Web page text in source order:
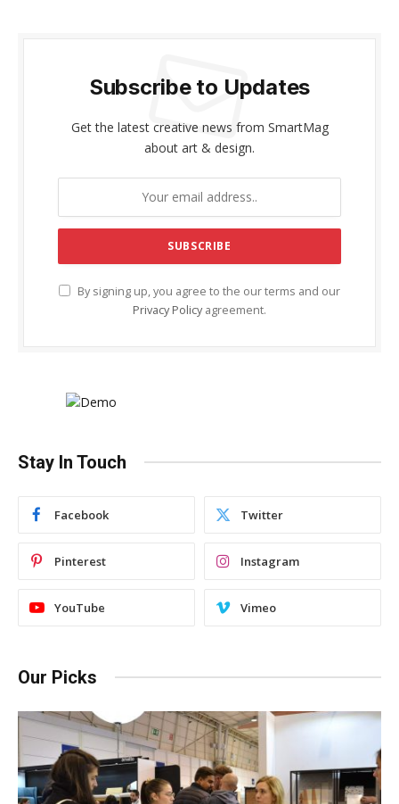
Subscribe to Updates
Get the latest creative news from SmartMag
about art & design.
By signing up, you agree to the our terms and our
Privacy Policy agreement.
Stay In Touch
Facebook Twitter
Pinterest Instagram
YouTube Vimeo
Our Picks